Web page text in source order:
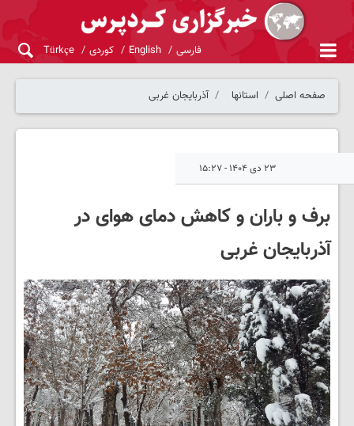
فارسی English کوردی Türkçe
صفحه اصلی استانها آذربایجان غربی
۲۳ دی ۱۴۰۴ - ۱۵:۲۷
برف و باران و کاهش دمای هوای در
آذربایجان غربی